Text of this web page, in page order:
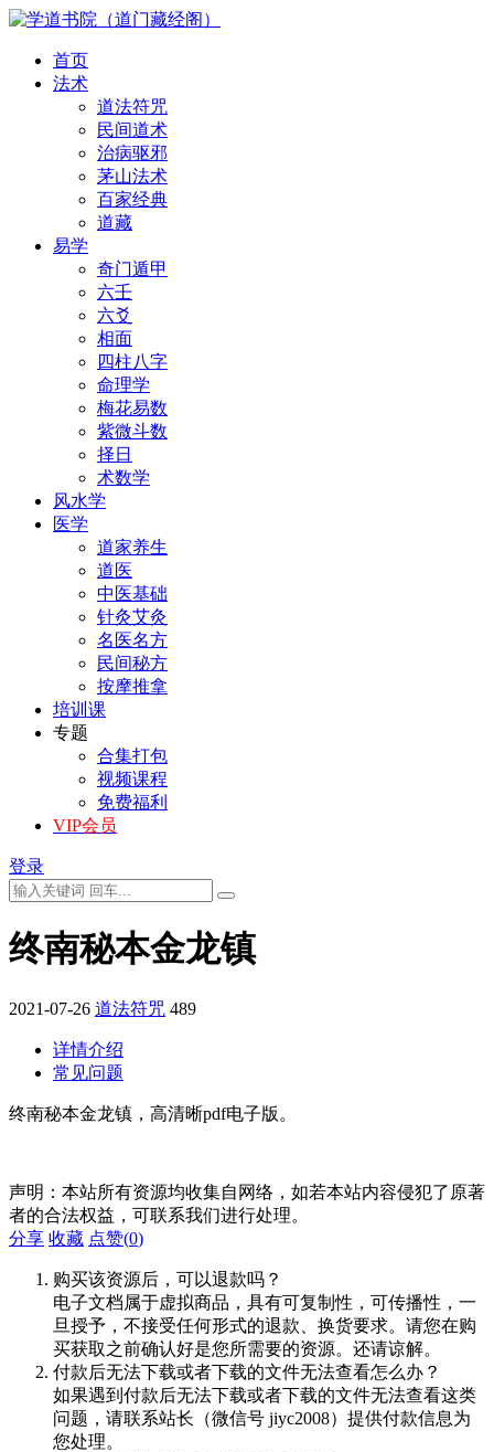
首页
法术
道法符咒
民间道术
治病驱邪
茅山法术
百家经典
道藏
易学
奇门遁甲
六壬
六爻
相面
四柱八字
命理学
梅花易数
紫微斗数
择日
术数学
风水学
医学
道家养生
道医
中医基础
针灸艾灸
名医名方
民间秘方
按摩推拿
培训课
专题
合集打包
视频课程
免费福利
VIP会员
登录
终南秘本金龙镇
2021-07-26 道法符咒 489
详情介绍
常见问题
终南秘本金龙镇，高清晰pdf电子版。
声明：本站所有资源均收集自网络，如若本站内容侵犯了原著
者的合法权益，可联系我们进行处理。
分享 收藏 点赞(0)
购买该资源后，可以退款吗？
电子文档属于虚拟商品，具有可复制性，可传播性，一
旦授予，不接受任何形式的退款、换货要求。请您在购
买获取之前确认好是您所需要的资源。还请谅解。
付款后无法下载或者下载的文件无法查看怎么办？
如果遇到付款后无法下载或者下载的文件无法查看这类
问题，请联系站长（微信号 jiyc2008）提供付款信息为
您处理。